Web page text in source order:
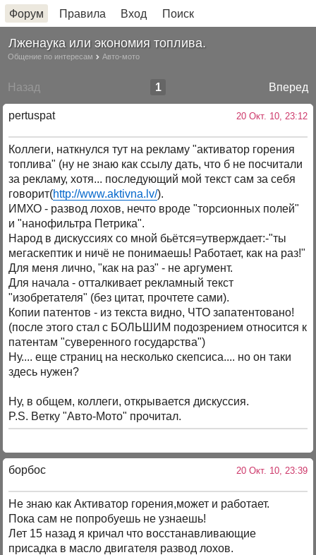
Форум Правила Вход Поиск
Лженаука или экономия топлива.
Общение по интересам Авто-мото
Назад Вперед
1
pertuspat 20 Окт. 10, 23:12
Коллеги, наткнулся тут на рекламу "активатор горения
топлива" (ну не знаю как ссылу дать, что б не посчитали
за рекламу, хотя... последующий мой текст сам за себя
говорит(http://www.aktivna.lv/).
ИМХО - развод лохов, нечто вроде "торсионных полей"
и "нанофильтра Петрика".
Народ в дискуссиях со мной бьётся=утверждает:-"ты
мегаскептик и ничё не понимаешь! Работает, как на раз!"
Для меня лично, "как на раз" - не аргумент.
Для начала - отталкивает рекламный текст
"изобретателя" (без цитат, прочтете сами).
Копии патентов - из текста видно, ЧТО запатентовано!
(после этого стал с БОЛЬШИМ подозрением относится к
патентам "суверенного государства")
Ну.... еще страниц на несколько скепсиса.... но он таки
здесь нужен?
Ну, в общем, коллеги, открывается дискуссия.
P.S. Ветку "Авто-Мото" прочитал.
борбос 20 Окт. 10, 23:39
Не знаю как Активатор горения,может и работает.
Пока сам не попробуешь не узнаешь!
Лет 15 назад я кричал что восстанавливающие
присадка в масло двигателя развод лохов.